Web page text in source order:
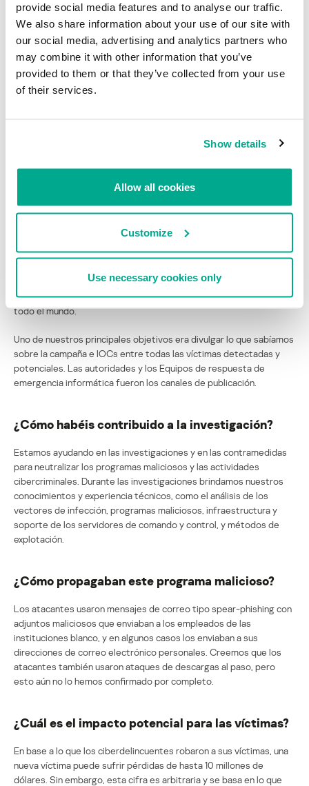
provide social media features and to analyse our traffic.
We also share information about your use of our site with
our social media, advertising and analytics partners who
may combine it with other information that you’ve
provided to them or that they’ve collected from your use
of their services.
Show details
Allow all cookies
Customize
Use necessary cookies only
Hoy en día, está campaña continúa activa.
¿Por qué se publican los detalles solo ahora?
Desde que comenzamos a trabajar en esta campaña hemos
¿Os habéis puesto en contacto con las víctimas
informática (CERTs) en los países donde se
Sí. Esta investigación derivó en una operación conjunta entre el
(GReaT), organizaciones internacionales, autoridades nacionales y
regionales, y equipos de respuesta de emergencia informática en
todo el mundo.
Uno de nuestros principales objetivos era divulgar lo que sabíamos
sobre la campaña e IOCs entre todas las víctimas detectadas y
potenciales. Las autoridades y los Equipos de respuesta de
emergencia informática fueron los canales de publicación.
¿Cómo habéis contribuido a la investigación?
Estamos ayudando en las investigaciones y en las contramedidas
para neutralizar los programas maliciosos y las actividades
cibercriminales. Durante las investigaciones brindamos nuestros
conocimientos y experiencia técnicos, como el análisis de los
vectores de infección, programas maliciosos, infraestructura y
soporte de los servidores de comando y control, y métodos de
explotación.
¿Cómo propagaban este programa malicioso?
Los atacantes usaron mensajes de correo tipo spear-phishing con
adjuntos maliciosos que enviaban a los empleados de las
instituciones blanco, y en algunos casos los enviaban a sus
direcciones de correo electrónico personales. Creemos que los
atacantes también usaron ataques de descargas al paso, pero
esto aún no lo hemos confirmado por completo.
¿Cuál es el impacto potencial para las víctimas?
En base a lo que los ciberdelincuentes robaron a sus víctimas, una
nueva víctima puede sufrir pérdidas de hasta 10 millones de
dólares. Sin embargo, esta cifra es arbitraria y se basa en lo que